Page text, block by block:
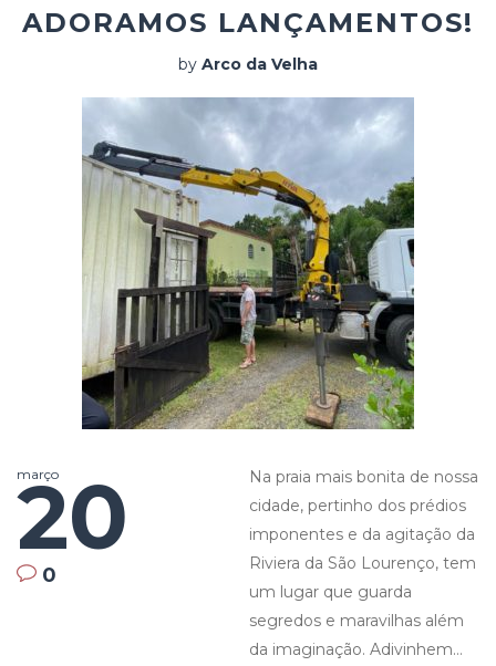
ADORAMOS LANÇAMENTOS!
by Arco da Velha
março
20
0
Na praia mais bonita de nossa
cidade, pertinho dos prédios
imponentes e da agitação da
Riviera da São Lourenço, tem
um lugar que guarda
segredos e maravilhas além
da imaginação. Adivinhem…